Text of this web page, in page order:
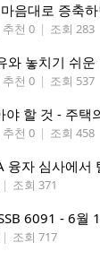
음대로 증축
추천 0 | 조회 283
와 놓치기 쉬운
추천 0 | 조회 537
추천 0 | 조회 458
| 조회 371
6091 - 6월
| 조회 717